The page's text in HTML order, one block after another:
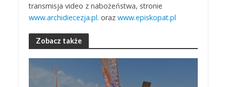
transmisja video z nabożeństwa, stronie
www.archidiecezja.pl. oraz www.episkopat.pl
Zobacz także